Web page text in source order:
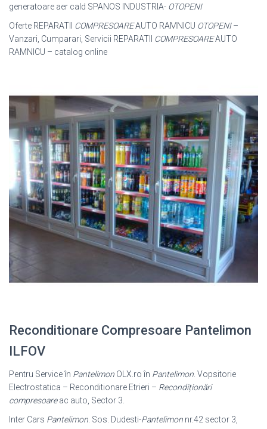
generatoare aer cald SPANOS INDUSTRIA- OTOPENI
Oferte REPARATII COMPRESOAREAUTO RAMNICU OTOPENI–
Vanzari, Cumparari, Servicii REPARATII COMPRESOAREAUTO
RAMNICU – catalog online
Reconditionare Compresoare Pantelimon
ILFOV
Pentru Service în Pantelimon OLX.ro în Pantelimon . Vopsitorie
Electrostatica – Reconditionare Etrieri – Recondiționări
compresoareac auto, Sector 3.
Inter Cars Pantelimon . Sos. Dudesti-Pantelimon nr.42 sector 3,